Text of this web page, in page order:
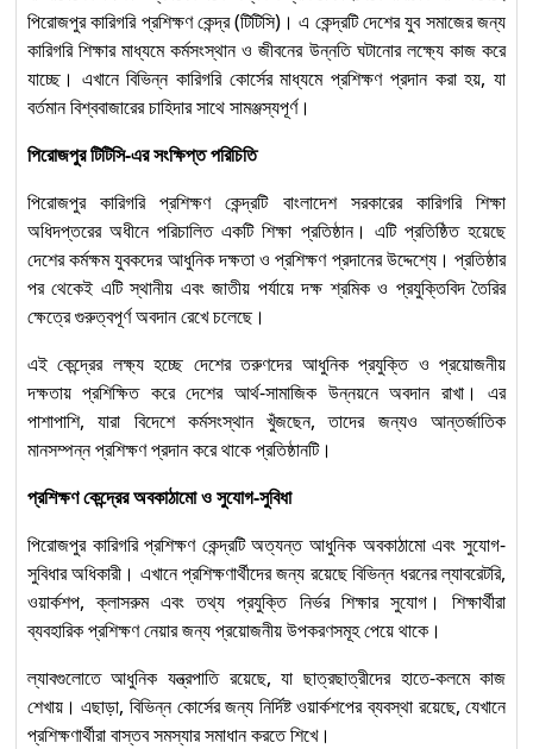
and Maintenance”
অকুপেশনে Competency
Standards অনুযায়ী Level-2
Solar Electrical System
Installation and
Maintenance (Level-1) :
Competency Standards
অনুযায়ী দক্ষতা উন্নয়নের প্রথম ধাপ
পিরোজপুর কারিগরি প্রশিক্ষণ কেন্দ্র (টিটিসি)। এ কেন্দ্রটি দেশের যুব সমাজের জন্য
কারিগরি শিক্ষার মাধ্যমে কর্মসংস্থান ও জীবনের উন্নতি ঘটানোর লক্ষ্যে কাজ করে
যাচ্ছে। এখানে বিভিন্ন কারিগরি কোর্সের মাধ্যমে প্রশিক্ষণ প্রদান করা হয়, যা
বর্তমান বিশ্ববাজারের চাহিদার সাথে সামঞ্জস্যপূর্ণ।
পিরোজপুর টিটিসি-এর সংক্ষিপ্ত পরিচিতি
পিরোজপুর কারিগরি প্রশিক্ষণ কেন্দ্রটি বাংলাদেশ সরকারের কারিগরি শিক্ষা
অধিদপ্তরের অধীনে পরিচালিত একটি শিক্ষা প্রতিষ্ঠান। এটি প্রতিষ্ঠিত হয়েছে
দেশের কর্মক্ষম যুবকদের আধুনিক দক্ষতা ও প্রশিক্ষণ প্রদানের উদ্দেশ্যে। প্রতিষ্ঠার
পর থেকেই এটি স্থানীয় এবং জাতীয় পর্যায়ে দক্ষ শ্রমিক ও প্রযুক্তিবিদ তৈরির
ক্ষেত্রে গুরুত্বপূর্ণ অবদান রেখে চলেছে।
এই কেন্দ্রের লক্ষ্য হচ্ছে দেশের তরুণদের আধুনিক প্রযুক্তি ও প্রয়োজনীয়
দক্ষতায় প্রশিক্ষিত করে দেশের আর্থ-সামাজিক উন্নয়নে অবদান রাখা। এর
পাশাপাশি, যারা বিদেশে কর্মসংস্থান খুঁজছেন, তাদের জন্যও আন্তর্জাতিক
মানসম্পন্ন প্রশিক্ষণ প্রদান করে থাকে প্রতিষ্ঠানটি।
প্রশিক্ষণ কেন্দ্রের অবকাঠামো ও সুযোগ-সুবিধা
পিরোজপুর কারিগরি প্রশিক্ষণ কেন্দ্রটি অত্যন্ত আধুনিক অবকাঠামো এবং সুযোগ-
সুবিধার অধিকারী। এখানে প্রশিক্ষণার্থীদের জন্য রয়েছে বিভিন্ন ধরনের ল্যাবরেটরি,
ওয়ার্কশপ, ক্লাসরুম এবং তথ্য প্রযুক্তি নির্ভর শিক্ষার সুযোগ। শিক্ষার্থীরা
ব্যবহারিক প্রশিক্ষণ নেয়ার জন্য প্রয়োজনীয় উপকরণসমূহ পেয়ে থাকে।
ল্যাবগুলোতে আধুনিক যন্ত্রপাতি রয়েছে, যা ছাত্রছাত্রীদের হাতে-কলমে কাজ
শেখায়। এছাড়া, বিভিন্ন কোর্সের জন্য নির্দিষ্ট ওয়ার্কশপের ব্যবস্থা রয়েছে, যেখানে
প্রশিক্ষণার্থীরা বাস্তব সমস্যার সমাধান করতে শিখে।